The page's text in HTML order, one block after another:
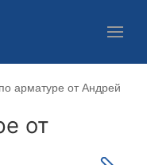
арматуре от Андрей
от